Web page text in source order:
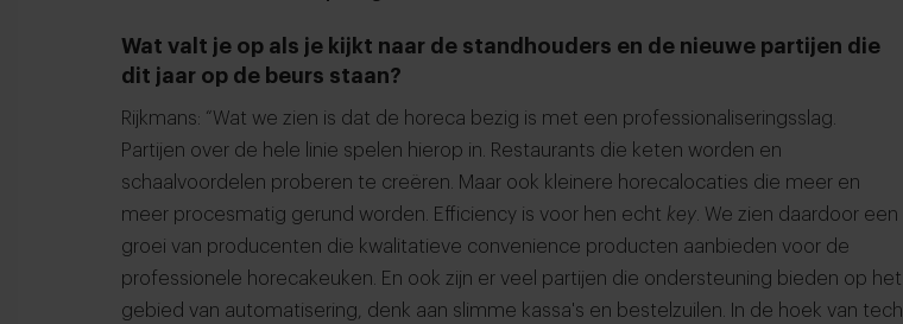
Wat valt je op als je kijkt naar de standhouders en de nieuwe partijen die
dit jaar op de beurs staan?
Rijkmans: “Wat we zien is dat de horeca bezig is met een professionaliseringsslag.
Partijen over de hele linie spelen hierop in. Restaurants die keten worden en
schaalvoordelen proberen te creëren. Maar ook kleinere horecalocaties die meer en
meer procesmatig gerund worden. Efficiency is voor hen echt key . We zien daardoor een
groei van producenten die kwalitatieve convenience producten aanbieden voor de
professionele horecakeuken. En ook zijn er veel partijen die ondersteuning bieden op het
gebied van automatisering, denk aan slimme kassa's en bestelzuilen. In de hoek van tech